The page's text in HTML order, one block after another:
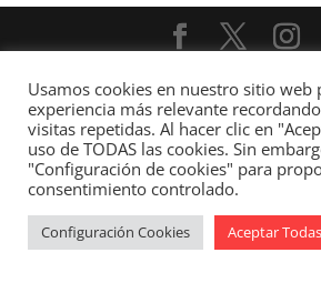
WordPress
Usamos cookies en nuestro sitio web
experiencia más relevante
visitas repetidas. Al hacer clic en
uso de TODAS las cookies. Sin
"Configuración de cookies" para
consentimiento controlado.
Configuración Cookies Aceptar Todas